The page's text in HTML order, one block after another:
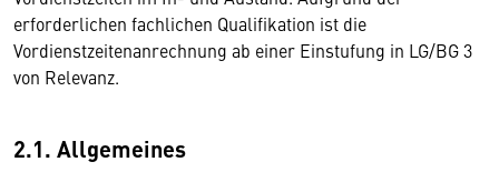
erforderlichen fachlichen Qualifikation ist die
Vordienstzeitenanrechnung ab einer Einstufung in LG/BG 3
von Relevanz.
2.1. Allgemeines